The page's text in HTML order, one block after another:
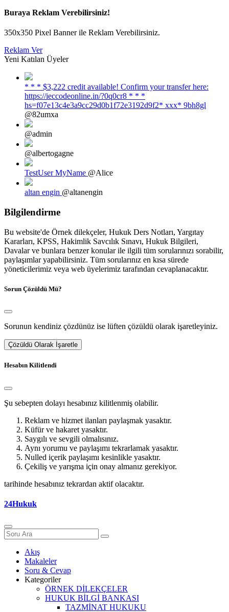
Buraya Reklam Verebilirsiniz!
350x350 Pixel Banner ile Reklam Verebilirsiniz.
Reklam Ver
Yeni Katılan Üyeler
* * * $3,222 credit available! Confirm your transfer here:
https://ieccodeonline.in/?0q0cr8 * * *
hs=f07e13c4e3a9cc29d0b1f72e3192d9f2* ххх* 9bh8gl
@82umxa
@admin
@albertogagne
TestUser MyName @Alice
altan engin @altanengin
Bilgilendirme
Bu website'de Örnek dilekçeler, Hukuk Ders Notları, Yargıtay
Kararları, KPSS, Hakimlik Savcılık Sınavı, Hukuk Bilgileri,
Davalar ve bunlara benzer konular ile ilgili tüm sorularınızı sorabilir,
paylaşımlar yapabilirsiniz. Tüm sorularınız en kısa sürede
yöneticilerimiz veya web üyelerimiz tarafından cevaplanacaktır.
Sorun Çözüldü Mü?
Sorunun kendiniz çözdünüz ise lüften çözüldü olarak işaretleyiniz.
Çözüldü Olarak İşaretle
Hesabın Kilitlendi
Şu sebepten dolayı hesabınız kilitlenmiş olabilir.
Reklam ve hizmet ilanları paylaşmak yasaktır.
Küfür ve hakaret yasaktır.
Saygılı ve sevgili olmalısınız.
Aynı yorumu ve paylaşımı tekrarlamak yasaktır.
Nulled içerik paylaşımı kesinlikle yasaktır.
Çekiliş ve yarışma için onay almanız gerekiyor.
tarihinde hesabınız tekrardan aktif olacaktır.
24Hukuk
Akış
Makaleler
Soru & Cevap
Kategoriler
ÖRNEK DİLEKÇELER
HUKUK BİLGİ BANKASI
TAZMİNAT HUKUKU